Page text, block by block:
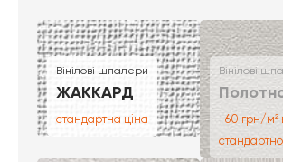
Вінілові шпалери
ЖАККАРД
стандартна ціна
Вінілові
+60 грн/м²